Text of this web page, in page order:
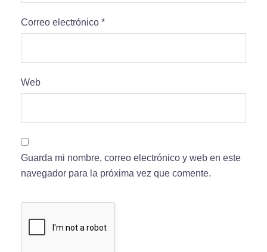
Correo electrónico *
Web
Guarda mi nombre, correo electrónico y web en este
navegador para la próxima vez que comente.